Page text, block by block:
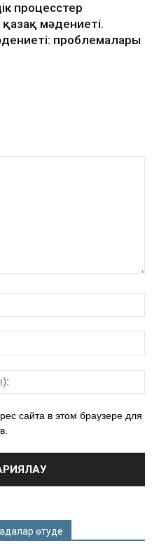
процесcтер
қазақ мәдениеті.
проблемалары
сайта в этом браузере для
өтуде